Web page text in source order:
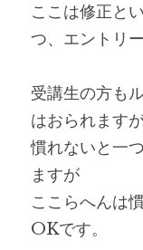
ここは修正と
つ、エントリ
受講生の方も
はおられます
慣れないと一
ますが
ここらへんは
OKです。